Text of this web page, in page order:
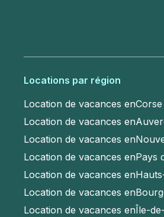
Locations par région
Location de vacances enCorse
Location de vacances en
Location de vacances en
Location de vacances enPays
Location de vacances en
Location de vacances en
Location de vacances enÎle-